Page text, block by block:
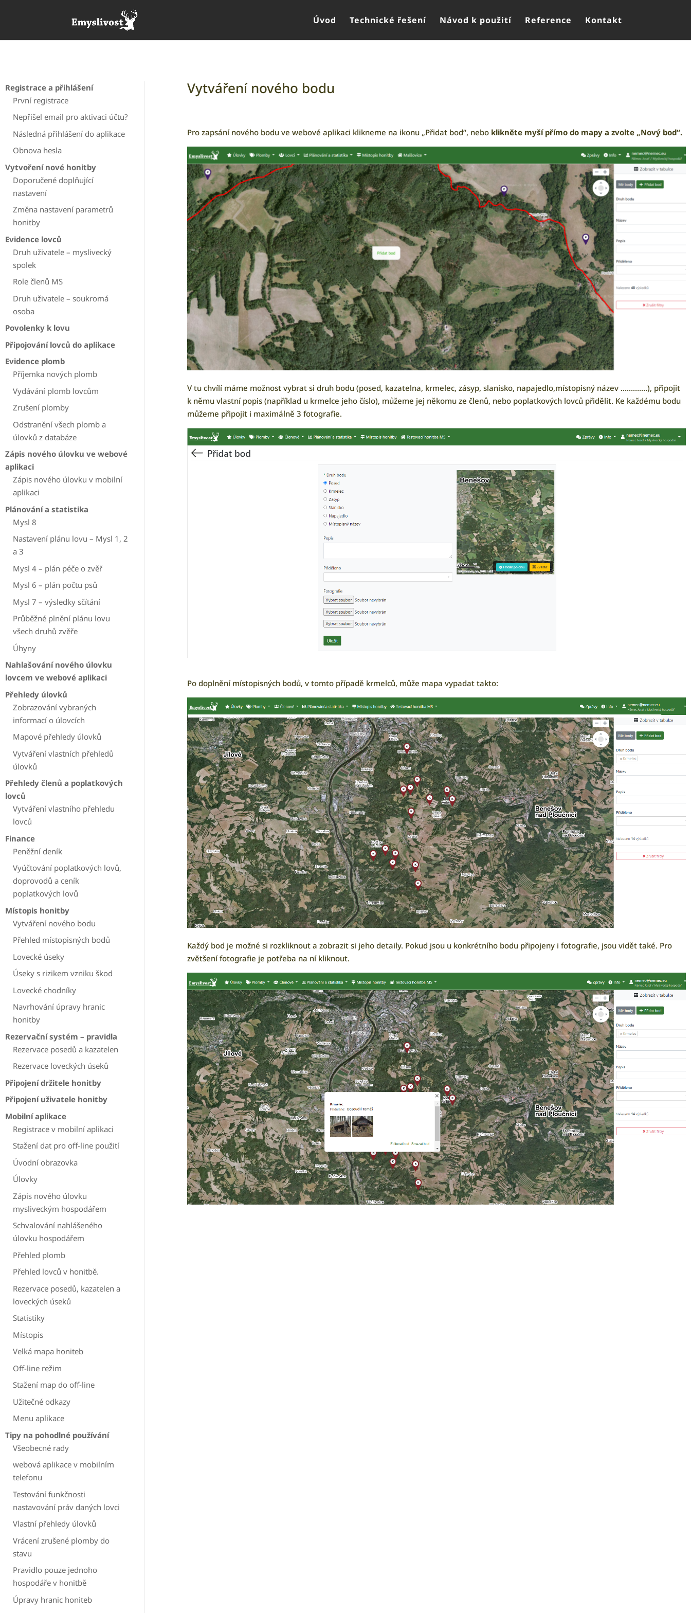
Úvod Technické řešení Návod k použití Reference Kontakt
Registrace a přihlášení
První registrace
Nepřišel email pro aktivaci účtu?
Následná přihlášení do aplikace
Obnova hesla
Vytvoření nové honitby
Doporučené doplňující
nastavení
Změna nastavení parametrů
honitby
Evidence lovců
Druh uživatele – myslivecký
spolek
Role členů MS
Druh uživatele – soukromá
osoba
Povolenky k lovu
Připojování lovců do aplikace
Evidence plomb
Příjemka nových plomb
Vydávání plomb lovcům
Zrušení plomby
Odstranění všech plomb a
úlovků z databáze
Zápis nového úlovku ve webové
aplikaci
Zápis nového úlovku v mobilní
aplikaci
Plánování a statistika
Mysl 8
Nastavení plánu lovu – Mysl 1, 2
a 3
Mysl 4 – plán péče o zvěř
Mysl 6 – plán počtu psů
Mysl 7 – výsledky sčítání
Průběžné plnění plánu lovu
všech druhů zvěře
Úhyny
Nahlašování nového úlovku
lovcem ve webové aplikaci
Přehledy úlovků
Zobrazování vybraných
informací o úlovcích
Mapové přehledy úlovků
Vytváření vlastních přehledů
úlovků
Přehledy členů a poplatkových
lovců
Vytváření vlastního přehledu
lovců
Finance
Peněžní deník
Vyúčtování poplatkových lovů,
doprovodů a ceník
poplatkových lovů
Místopis honitby
Vytváření nového bodu
Přehled místopisných bodů
Lovecké úseky
Úseky s rizikem vzniku škod
Lovecké chodníky
Navrhování úpravy hranic
honitby
Rezervační systém – pravidla
Rezervace posedů a kazatelen
Rezervace loveckých úseků
Připojení držitele honitby
Připojení uživatele honitby
Mobilní aplikace
Registrace v mobilní aplikaci
Stažení dat pro off-line použití
Úvodní obrazovka
Úlovky
Zápis nového úlovku
mysliveckým hospodářem
Schvalování nahlášeného
úlovku hospodářem
Přehled plomb
Přehled lovců v honitbě.
Rezervace posedů, kazatelen a
loveckých úseků
Statistiky
Místopis
Velká mapa honiteb
Off-line režim
Stažení map do off-line
Užitečné odkazy
Menu aplikace
Tipy na pohodlné používání
Všeobecné rady
webová aplikace v mobilním
telefonu
Testování funkčnosti
nastavování práv daných lovci
Vlastní přehledy úlovků
Vrácení zrušené plomby do
stavu
Pravidlo pouze jednoho
hospodáře v honitbě
Úpravy hranic honiteb
Vytváření nového bodu
Pro zapsání nového bodu ve webové aplikaci klikneme na ikonu „Přidat bod“, nebo klikněte myší přímo do mapy a zvolte „Nový bod“.
V tu chvílí máme možnost vybrat si druh bodu (posed, kazatelna, krmelec, zásyp, slanisko, napajedlo,místopisný název ………….), připojit
k němu vlastní popis (například u krmelce jeho číslo), můžeme jej někomu ze členů, nebo poplatkových lovců přidělit. Ke každému bodu
můžeme připojit i maximálně 3 fotografie.
Po doplnění místopisných bodů, v tomto případě krmelců, může mapa vypadat takto:
Každý bod je možné si rozkliknout a zobrazit si jeho detaily. Pokud jsou u konkrétního bodu připojeny i fotografie, jsou vidět také. Pro
zvětšení fotografie je potřeba na ní kliknout.